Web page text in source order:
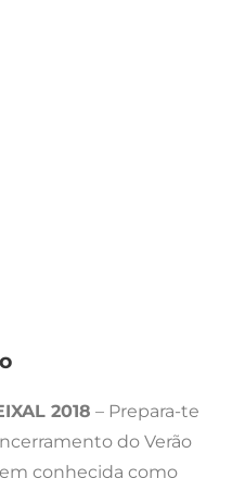
2018 – Prepara-te
do Verão
conhecida como